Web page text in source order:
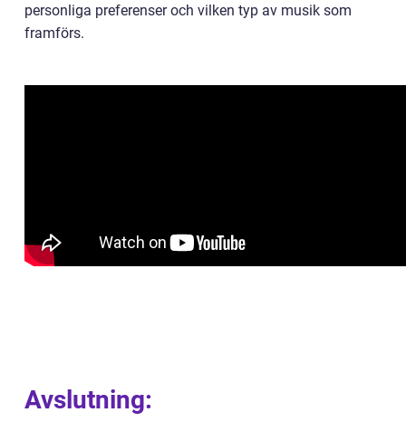
personliga preferenser och vilken typ av musik som
framförs.
Avslutning: